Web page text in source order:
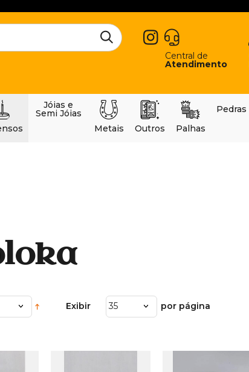
Central de
Atendimento
Jóias e
Semi Jóias
Metais
Outros Palhas
Pedras
Exibir 35 por página